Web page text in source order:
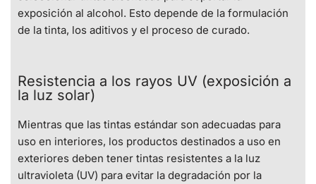
exposición al alcohol. Esto depende de la formulación
de la tinta, los aditivos y el proceso de curado.
Resistencia a los rayos UV (exposición a
la luz solar)
Mientras que las tintas estándar son adecuadas para
uso en interiores, los productos destinados a uso en
exteriores deben tener tintas resistentes a la luz
ultravioleta (UV) para evitar la degradación por la